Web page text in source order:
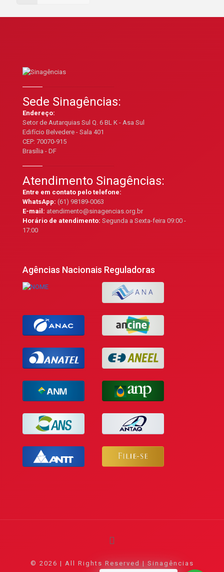
Sede Sinagências:
Endereço:
Setor de Autarquias Sul Q. 6 BL K - Asa Sul
Edifício Belvedere - Sala 401
CEP: 70070-915
Brasília - DF
Atendimento Sinagências:
Entre em contato pelo telefone:
WhatsApp: (61) 98189-0063
E-mail: atendimento@sinagencias.org.br
Horário de atendimento: Segunda a Sexta-feira 09:00 -
17:00
Agências Nacionais Reguladoras
© 2026 | All Rights Reserved | Sinagências